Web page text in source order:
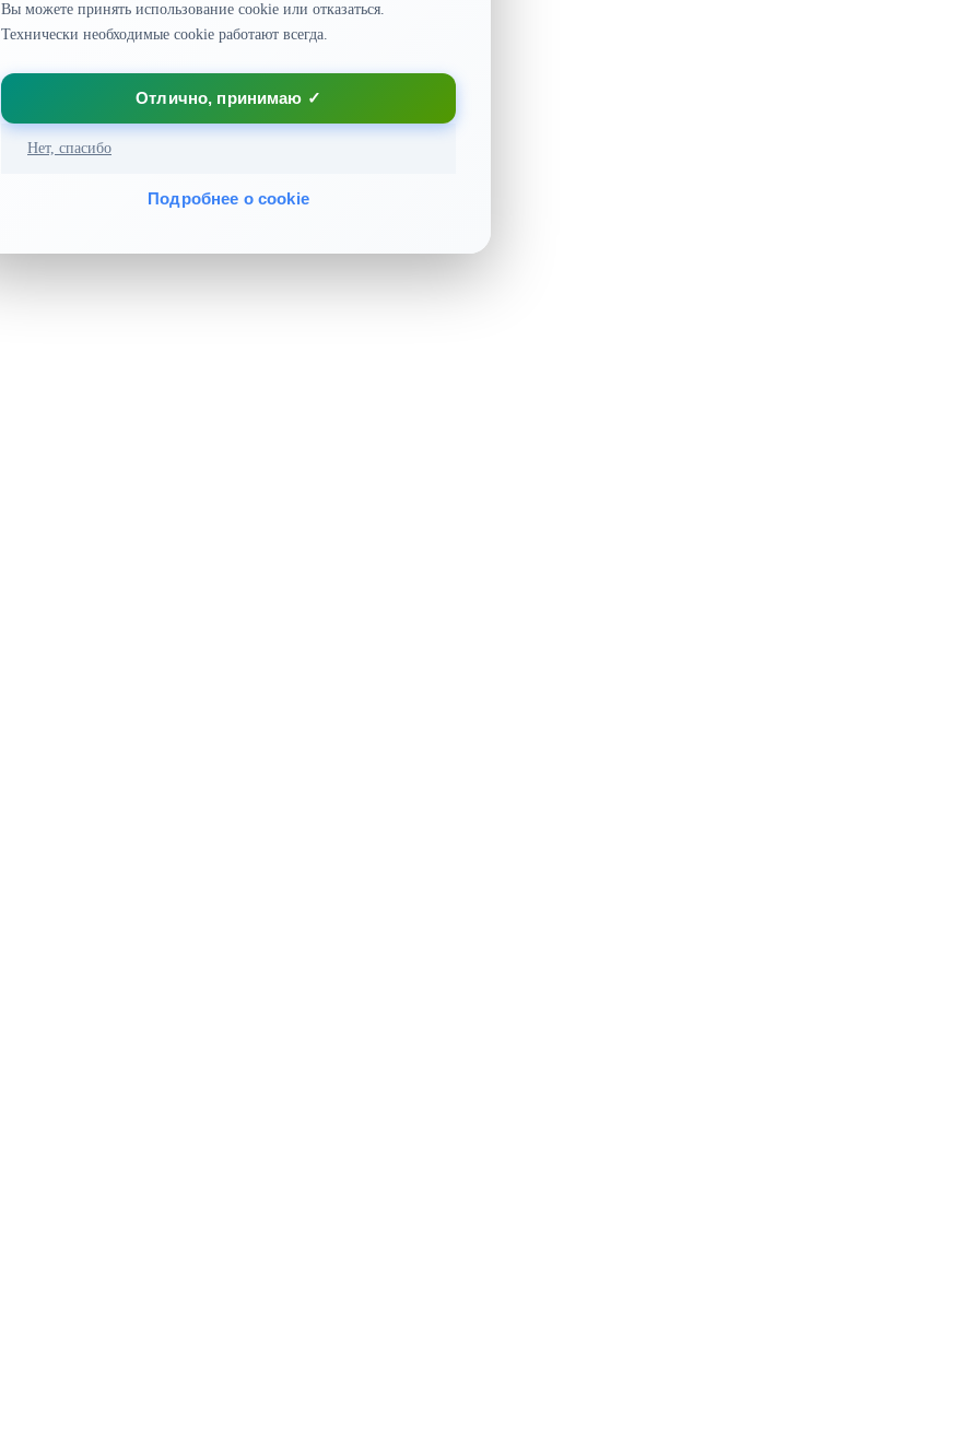
Вы можете принять использование cookie или отказаться.
Технически необходимые cookie работают всегда.
Отлично, принимаю ✓
Нет, спасибо
Подробнее о cookie
📞 8 800 500-40-63